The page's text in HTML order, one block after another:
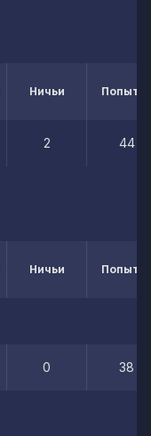
Ничьи
2 44
Ничьи
0 38